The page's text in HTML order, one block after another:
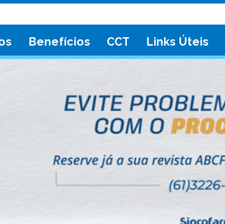
Benefícios CCT Links Úteis